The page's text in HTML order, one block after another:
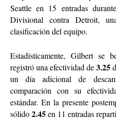
Seattle en 15 entradas
Divisional contra Detroit,
clasificación del equipo.
Estadísticamente, Gilbert se
registró una efectividad de3.25
un día adicional de
comparación con su
estándar. En la presente
sólido2.45en 11 entradas